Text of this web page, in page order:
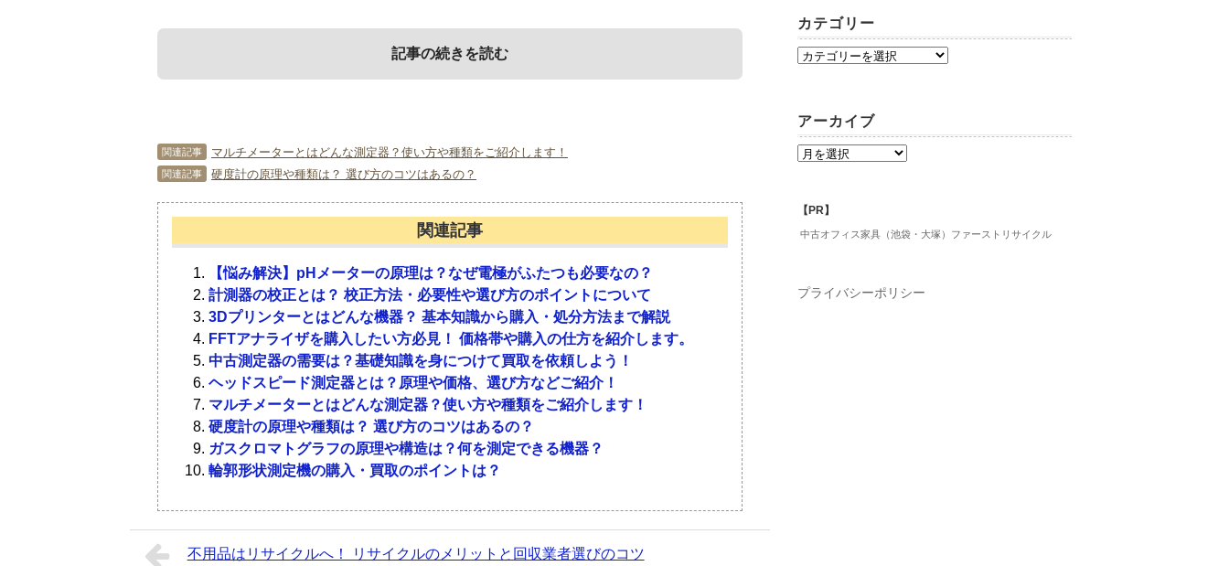
記事の続きを読む
1．プロッターの基礎知識
プロッターは印刷機器の1つです。まず、どのようなものかを理解しておきましょう。
1-1． プロッターとは？
プロッターは高精細な製図などを印刷する機器です。大判用紙にもきれいなベクターイメ
ージを印刷できるようになり、飛躍的に技術が進歩しています。ベンプロッターも登場
し、文字なども含む細かな線を描くことができるようになりました。
1-2．プロッターの目的や用途は？
プロッターは主に、製図やCADに使われてきました。一般的なプリンターとは違い、ビ
ットマップイメージは描くことができません。ベクターイメージを最も速く描くことがで
きるのは、ペンプロッターです。
3．プロッターの買取について
中古品のプロッターを欲しいというニーズはあるため、処分する際は買取査定を受けると
いいでしょう。プロッターの買取についてご紹介します。
3-1．プロッターの買取事情
主要メーカーのものや、A1に対応した大型印刷ができるものが、中古市場で人気があり
ます。価格は年式やメーカーなどにより差はありますが、数千円から数万円です。年式が
浅く、状態がいいものが好まれます。プロッターは新しく購入すると高額だとお伝えしま
した。そのため、中古で品質のいいものを探す方が多いものです。
3-2．買取してくれるところと選び方
大型プリンターやプロッターの買取を強化しているショップがベストです。一般のリサイ
クルショップでは需要が見込めないため、仮に買取してもらえたとしても、価格に納得で
きないでしょう。家電や電子機器に力を入れているショップを探してください。
関連記事 マルチメーターとはどんな測定器？使い方や種類をご紹介します！
関連記事 硬度計の原理や種類は？ 選び方のコツはあるの？
関連記事
【悩み解決】pHメーターの原理は？なぜ電極がふたつも必要なの？
計測器の校正とは？ 校正方法・必要性や選び方のポイントについて
3Dプリンターとはどんな機器？ 基本知識から購入・処分方法まで解説
FFTアナライザを購入したい方必見！ 価格帯や購入の仕方を紹介します。
中古測定器の需要は？基礎知識を身につけて買取を依頼しよう！
ヘッドスピード測定器とは？原理や価格、選び方などご紹介！
マルチメーターとはどんな測定器？使い方や種類をご紹介します！
硬度計の原理や種類は？ 選び方のコツはあるの？
ガスクロマトグラフの原理や構造は？何を測定できる機器？
輪郭形状測定機の購入・買取のポイントは？
不用品はリサイクルへ！ リサイクルのメリットと回収業者選びのコツ
カテゴリー
アーカイブ
【PR】
中古オフィス家具（池袋・大塚）ファーストリサイクル
プライバシーポリシー